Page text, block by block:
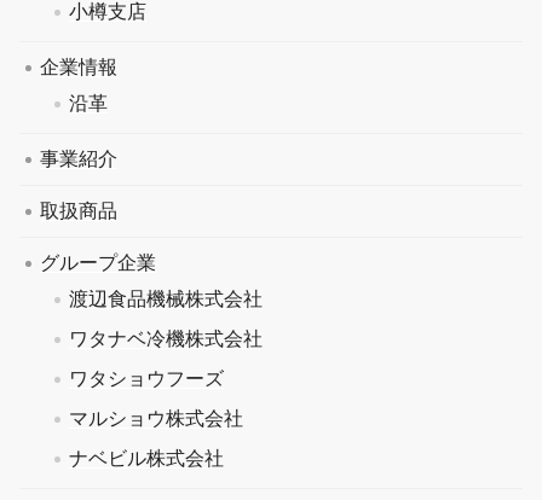
小樽支店
企業情報
沿革
事業紹介
取扱商品
グループ企業
渡辺食品機械株式会社
ワタナベ冷機株式会社
ワタショウフーズ
マルショウ株式会社
ナベビル株式会社